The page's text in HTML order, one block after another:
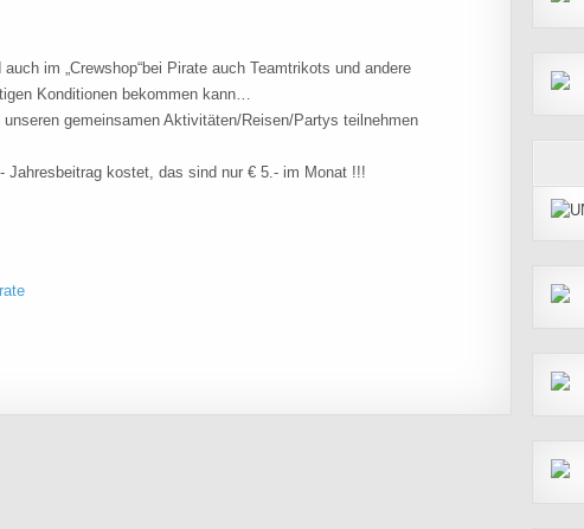
im „Crewshop“bei Pirate auch Teamtrikots und andere
Konditionen bekommen kann…
gemeinsamen Aktivitäten/Reisen/Partys teilnehmen
Jahresbeitrag kostet, das sind nur € 5.- im Monat !!!